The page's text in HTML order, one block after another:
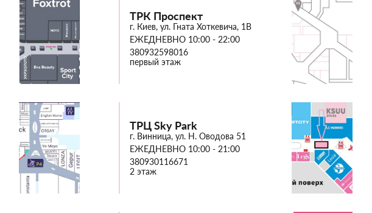
ТРК Проспект
г. Киев, ул. Гната Хоткевича, 1В
ЕЖЕДНЕВНО 10:00 - 22:00
380932598016
первый этаж
ТРЦ Sky Park
г. Винница, ул. Н. Оводова 51
ЕЖЕДНЕВНО 10:00 - 21:00
380930116671
2 этаж